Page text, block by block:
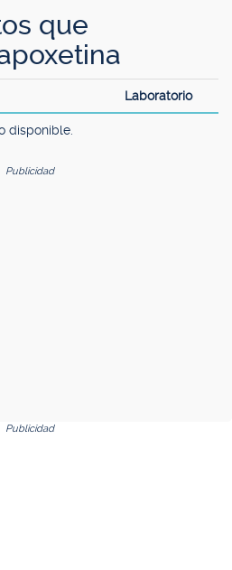
que
Laboratorio
disponible.
Publicidad
Publicidad